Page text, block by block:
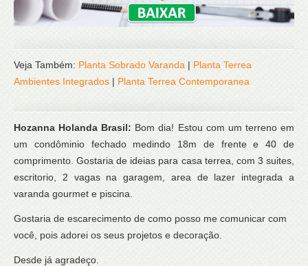
Veja Também: Planta Sobrado Varanda | Planta Terrea
Ambientes Integrados | Planta Terrea Contemporanea
Hozanna Holanda Brasil: Bom dia! Estou com um terreno em
um condôminio fechado medindo 18m de frente e 40 de
comprimento. Gostaria de ideias para casa terrea, com 3 suites,
escritorio, 2 vagas na garagem, area de lazer integrada a
varanda gourmet e piscina.
Gostaria de escarecimento de como posso me comunicar com
você, pois adorei os seus projetos e decoração.
Desde já agradeço.